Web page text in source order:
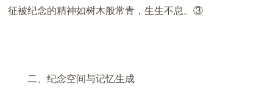
征被纪念的精神如树木般常青，生生不息。③
二、纪念空间与记忆生成